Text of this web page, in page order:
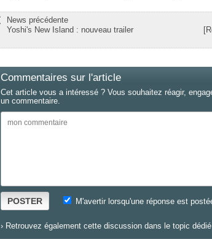
News précédente
Yoshi's New Island : nouveau trailer
Commentaires sur l'article
Cet article vous a intéressé ? Vous souhaitez réagir,
un commentaire.
POSTER M'avertir lorsqu'une réponse est
› Retrouvez également cette discussion dans le topic